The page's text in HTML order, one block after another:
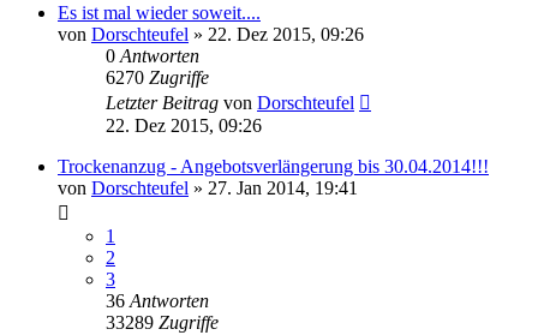
Es ist mal wieder soweit....
von Dorschteufel » 22. Dez 2015, 09:26
0 Antworten
6270 Zugriffe
Letzter Beitrag von Dorschteufel
22. Dez 2015, 09:26
Trockenanzug - Angebotsverlängerung bis 30.04.2014!!!
von Dorschteufel » 27. Jan 2014, 19:41
1
2
3
36 Antworten
33289 Zugriffe